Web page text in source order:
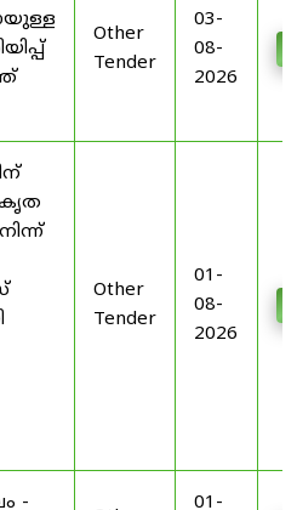
Other
Tender
03-
08-
2026
Other
Tender
01-
08-
2026
-
01-